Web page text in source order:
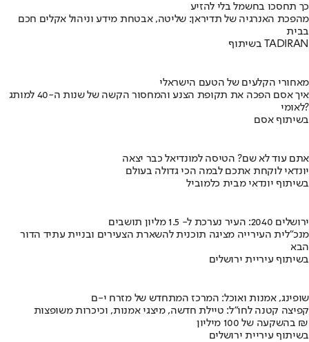
כך תחסכו בחשמל בלי להזיע
מהפכת האנרגיה של תדיראן: שליטה, אבטחת מידע וניהול אקלים חכם
בבית
בשיתוף TADIRAN
מאחורי הקלעים של הטעם הישראלי
איך אסם הפכה את תקופת הצנע והמחסור הקשה של שנות ה-40 למותג
לאומי?
בשיתוף אסם
אתם עוד לא שם? הטיסה למונדיאל כבר יצאה
יונדאי לוקחת אתכם לבמה הכי גדולה בעולם
בשיתוף יונדאי מבית כלמוביל
ירושלים 2040: העיר נערכת ל- 1.5 מליון תושבים
מנכ"לית העירייה מציגה תוכנית להשארת הצעירים ובניית עתיד הדור
הבא
בשיתוף עיריית ירושלים
שופינג, אמנות ואוכל: המרכז המתחדש של מזרח י-ם
קפיצה קטנה לחו"ל: טיילת חדשה, מיצגי אמנות, וכיכרות משופצות
בהשקעה של 100 מיליון ₪
בשיתוף עיריית ירושלים